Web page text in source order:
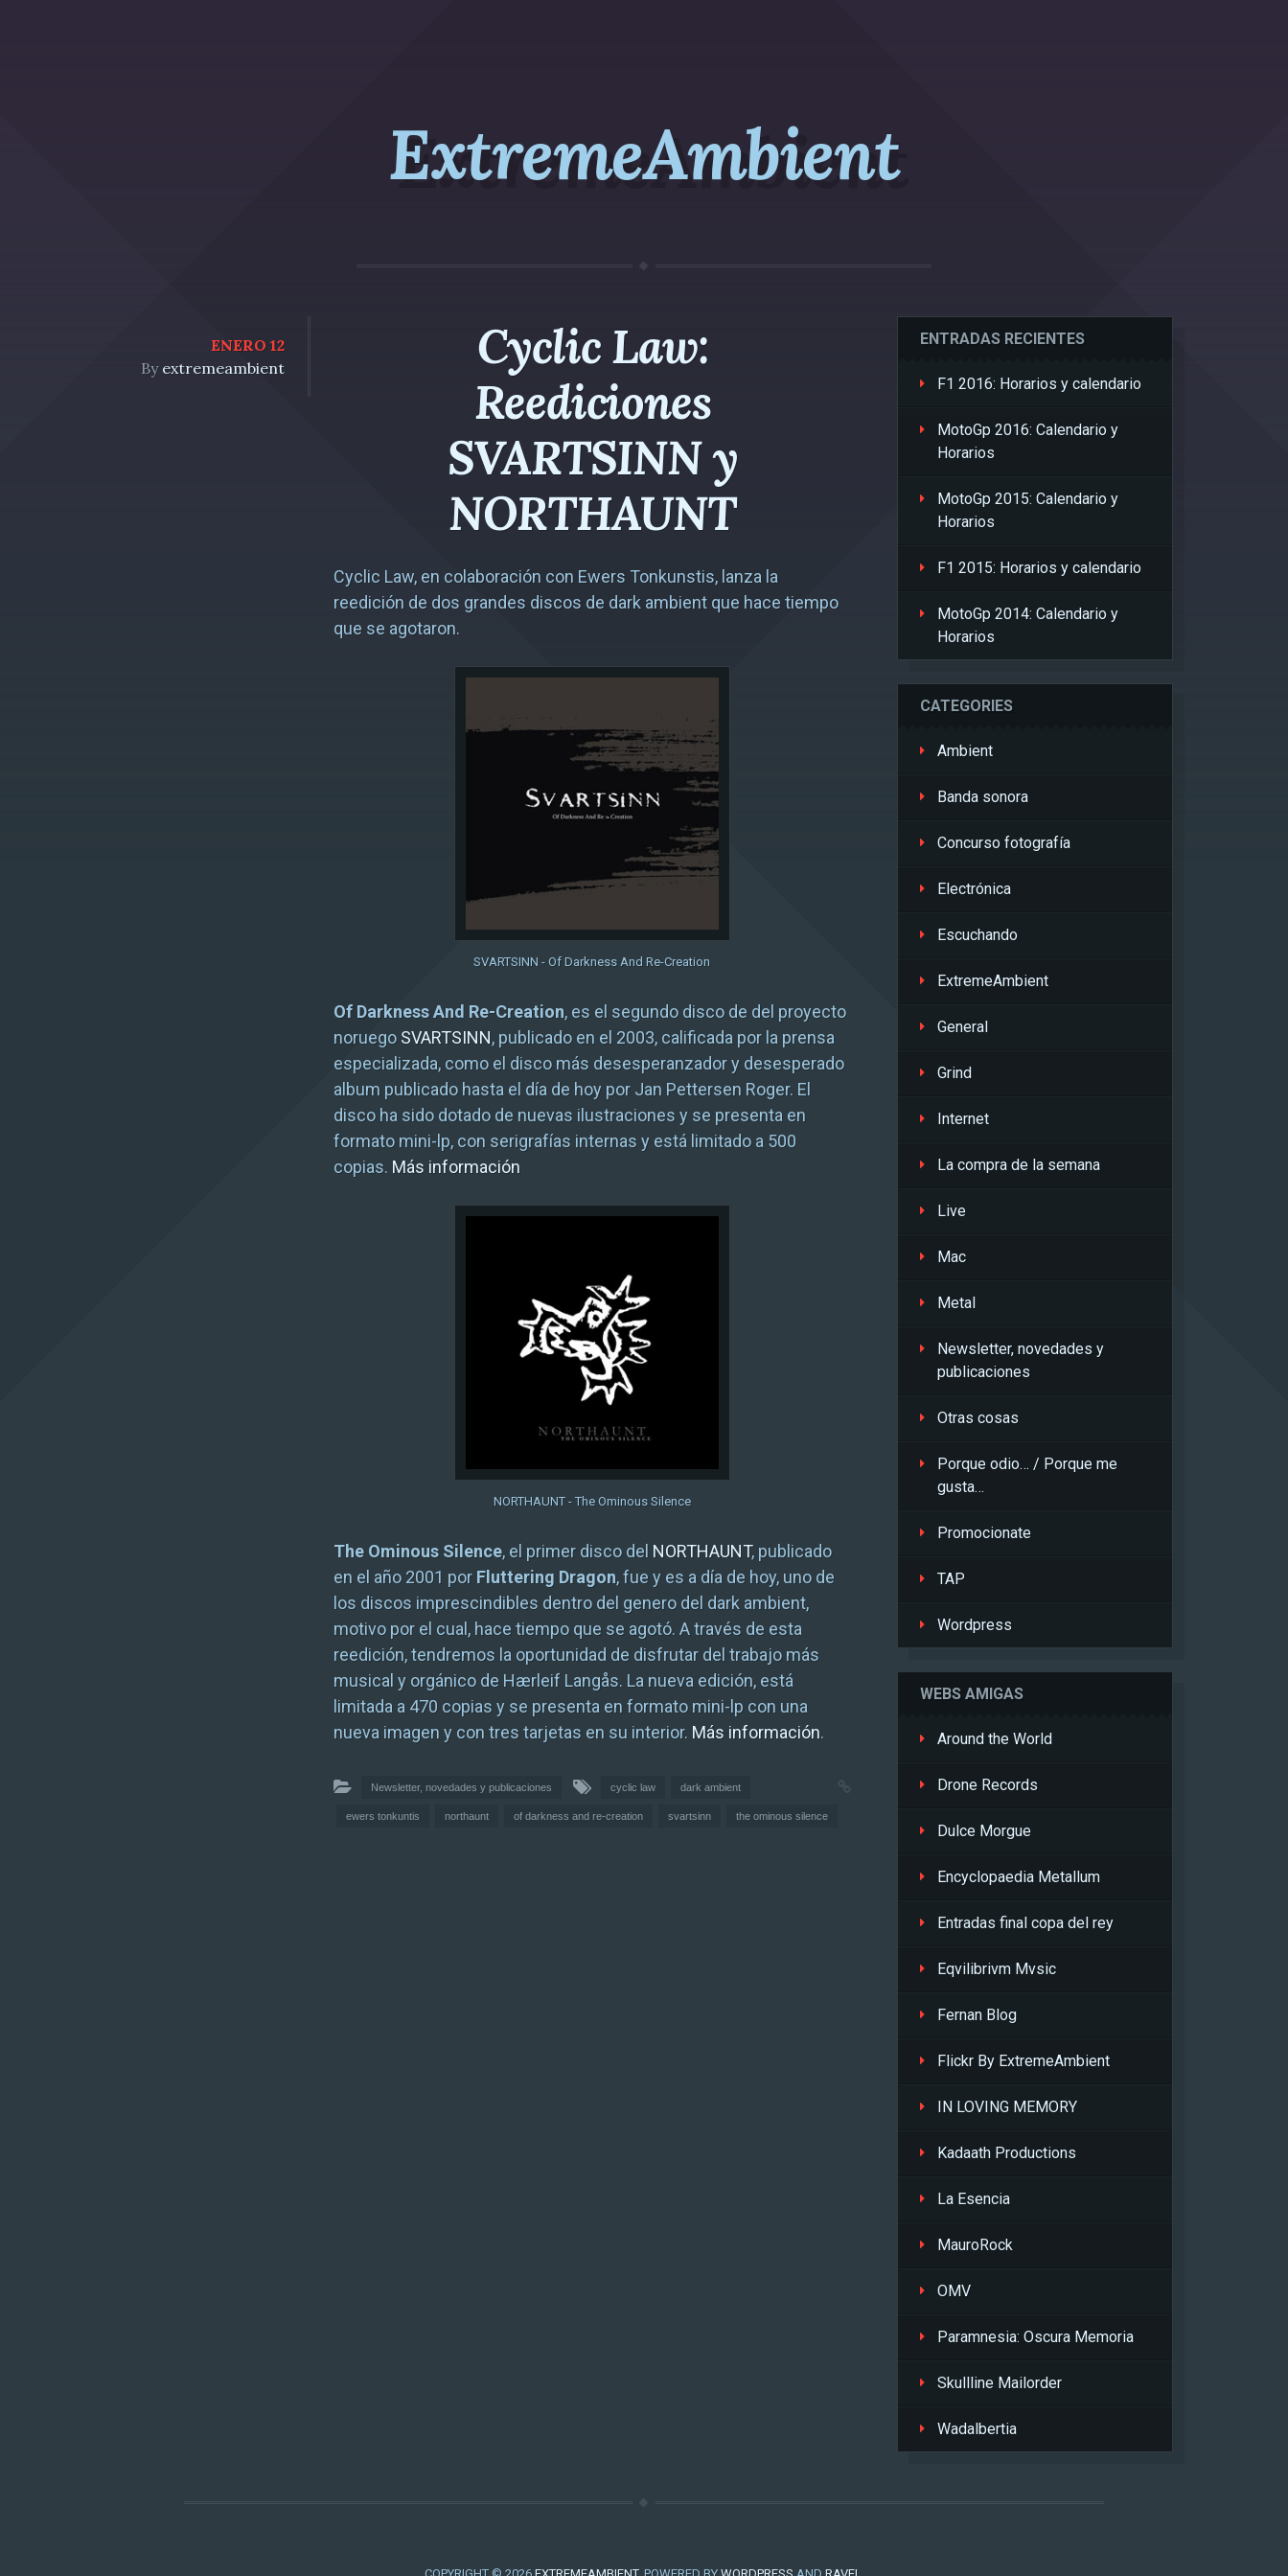
ExtremeAmbient
ENERO 12
By extremeambient
Cyclic Law:
Reediciones
SVARTSINN y
NORTHAUNT
Cyclic Law, en colaboración con Ewers Tonkunstis, lanza la
reedición de dos grandes discos de dark ambient que hace tiempo
que se agotaron.
SVARTSINN - Of Darkness And Re-Creation
Of Darkness And Re-Creation, es el segundo disco de del proyecto
noruego SVARTSINN, publicado en el 2003, calificada por la prensa
especializada, como el disco más desesperanzador y desesperado
album publicado hasta el día de hoy por Jan Pettersen Roger. El
disco ha sido dotado de nuevas ilustraciones y se presenta en
formato mini-lp, con serigrafías internas y está limitado a 500
copias. Más información
NORTHAUNT - The Ominous Silence
The Ominous Silence, el primer disco del NORTHAUNT, publicado
en el año 2001 por Fluttering Dragon, fue y es a día de hoy, uno de
los discos imprescindibles dentro del genero del dark ambient,
motivo por el cual, hace tiempo que se agotó. A través de esta
reedición, tendremos la oportunidad de disfrutar del trabajo más
musical y orgánico de Hærleif Langås. La nueva edición, está
limitada a 470 copias y se presenta en formato mini-lp con una
nueva imagen y con tres tarjetas en su interior. Más información.
Newsletter, novedades y publicaciones cyclic law dark ambient
ewers tonkuntis northaunt of darkness and re-creation svartsinn the ominous silence
ENTRADAS RECIENTES
F1 2016: Horarios y calendario
MotoGp 2016: Calendario y
Horarios
MotoGp 2015: Calendario y
Horarios
F1 2015: Horarios y calendario
MotoGp 2014: Calendario y
Horarios
CATEGORIES
Ambient
Banda sonora
Concurso fotografía
Electrónica
Escuchando
ExtremeAmbient
General
Grind
Internet
La compra de la semana
Live
Mac
Metal
Newsletter, novedades y
publicaciones
Otras cosas
Porque odio… / Porque me
gusta…
Promocionate
TAP
Wordpress
WEBS AMIGAS
Around the World
Drone Records
Dulce Morgue
Encyclopaedia Metallum
Entradas final copa del rey
Eqvilibrivm Mvsic
Fernan Blog
Flickr By ExtremeAmbient
IN LOVING MEMORY
Kadaath Productions
La Esencia
MauroRock
OMV
Paramnesia: Oscura Memoria
Skullline Mailorder
Wadalbertia